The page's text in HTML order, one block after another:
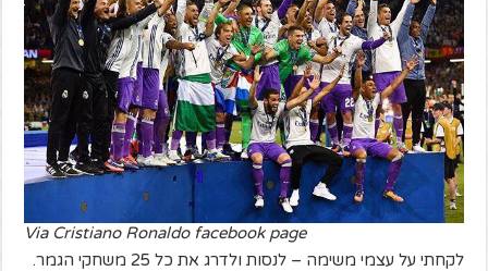
Via Cristiano Ronaldo facebook page
לקחתי על עצמי משימה – לנסות ולדרג את כל 25 משחקי הגמר.